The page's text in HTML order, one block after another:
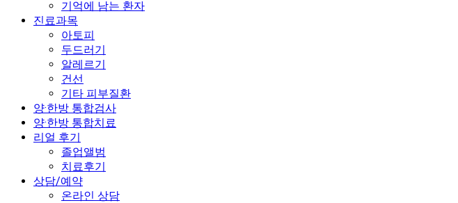
기억에 남는 환자
진료과목
아토피
두드러기
알레르기
건선
기타 피부질환
양·한방 통합검사
양·한방 통합치료
리얼 후기
졸업앨범
치료후기
상담/예약
온라인 상담